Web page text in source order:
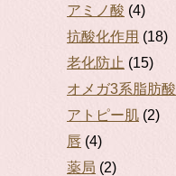
アミノ酸 (4)
抗酸化作用 (18)
老化防止 (15)
オメガ3系脂肪酸
アトピー肌 (2)
唇 (4)
薬局 (2)